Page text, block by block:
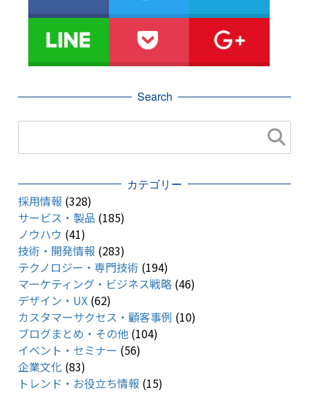
Search
カテゴリー
採用情報 (328)
サービス・製品 (185)
ノウハウ (41)
技術・開発情報 (283)
テクノロジー・専門技術 (194)
マーケティング・ビジネス戦略(46)
デザイン・UX(62)
カスタマーサクセス・顧客事例 (10)
ブログまとめ・その他(104)
イベント・セミナー (56)
企業文化 (83)
トレンド・お役立ち情報 (15)